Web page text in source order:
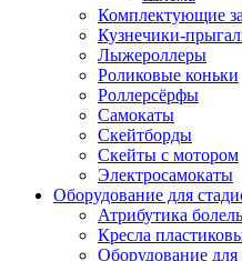
Комплектующие
Кузнечики-
Лыжероллеры
Роликовые коньки
Роллерсёрфы
Самокаты
Скейтборды
Скейты с мотором
Электросамокаты
Оборудование для
Атрибутика
Кресла
Оборудование